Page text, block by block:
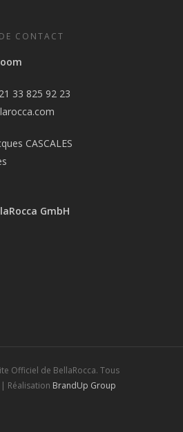
CONTACT
33 825 92 23
CASCALES
GmbH
Officiel de BellaRocca. Tous
Réalisation BrandUp Group